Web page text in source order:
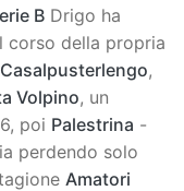
B Drigo ha
della propria
Casalpusterlengo,
Volpino, un
poi Palestrina -
perdendo solo
Amatori